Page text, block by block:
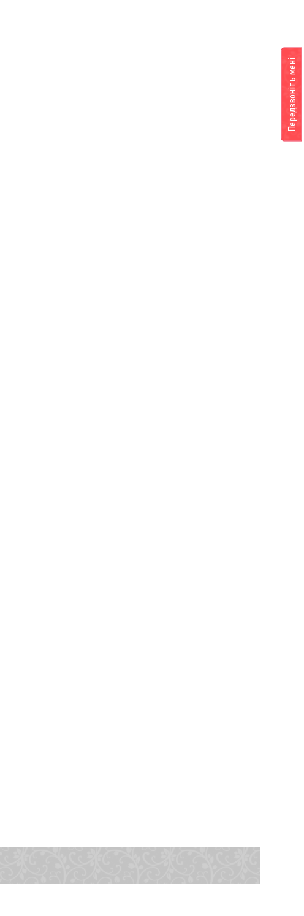
Передзвоніть мені